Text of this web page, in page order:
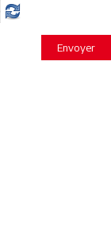
Envoyer